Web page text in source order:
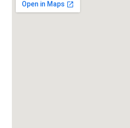
১৬৬৯৯